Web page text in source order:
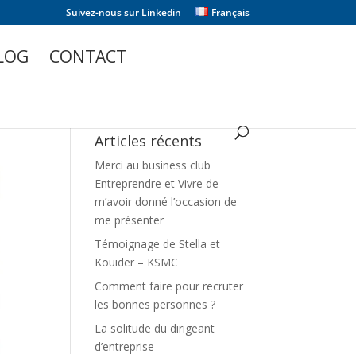
Suivez-nous sur Linkedin Français
CONTACT
Articles récents
Merci au business club
Entreprendre et Vivre de
m’avoir donné l’occasion de
me présenter
Témoignage de Stella et
Kouider – KSMC
Comment faire pour recruter
les bonnes personnes ?
La solitude du dirigeant
d’entreprise